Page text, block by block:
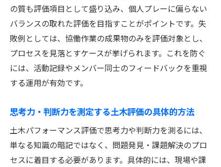
の質も評価項目として盛り込み、個人プレーに偏らない
バランスの取れた評価を目指すことがポイントです。失
敗例としては、協働作業の成果物のみを評価対象とし、
プロセスを見落とすケースが挙げられます。これを防ぐ
には、活動記録やメンバー同士のフィードバックを重視
する運用が有効です。
思考力・判断力を測定する土木評価の具体的方法
土木パフォーマンス評価で思考力や判断力を測るには、
単なる知識の暗記ではなく、問題発見・課題解決のプロ
セスに着目する必要があります。具体的には、現場や課